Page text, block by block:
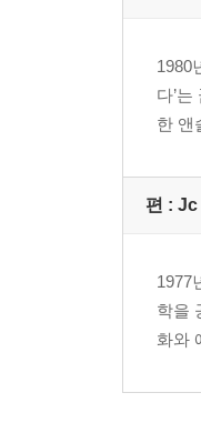
1980
다’
한 앤
편 : Jc
1977
학을
화와